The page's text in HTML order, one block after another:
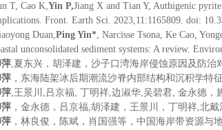
T, Cao K,Yin P,Jiang X and Tian Y, Authigenic
Front. Earth Sci. 2023,11:1165809. doi:
Duan,Ping Yin*, Narcisse Tsona, Ke Cao,
unconsolidated sediment systems: A review.
萍,夏东兴，胡泽建，沙子口湾海岸侵蚀原因及防治
萍 ，东海陆架冰后期潮流沙脊内部结构和沉积学特
萍,王景川,吕京福, 丁明祥,边淑华,吴碧君, 金永德，
萍 ，金永德，吕京福,胡泽建，王景川，丁明祥,北
萍 ，林良俊，陈斌，肖国强等，中国海岸带资源与